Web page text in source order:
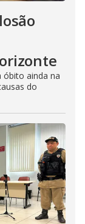
óbito ainda na
do